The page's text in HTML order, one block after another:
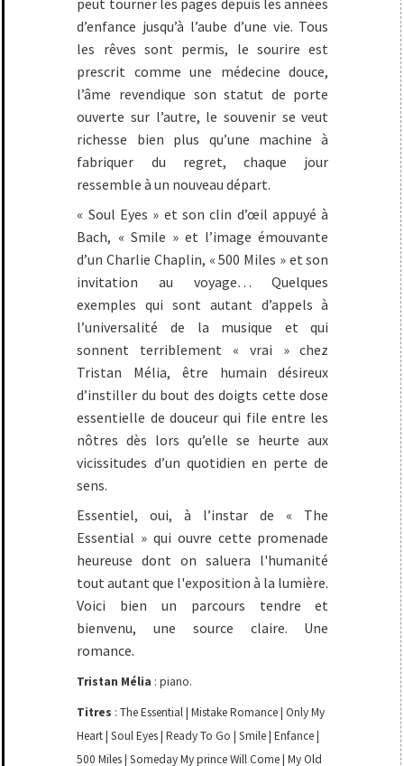
peut tourner les pages depuis les années
d’enfance jusqu’à l’aube d’une vie. Tous
les rêves sont permis, le sourire est
prescrit comme une médecine douce,
l’âme revendique son statut de porte
ouverte sur l’autre, le souvenir se veut
richesse bien plus qu’une machine à
fabriquer du regret, chaque jour
ressemble à un nouveau départ.
« Soul Eyes » et son clin d’œil appuyé à
Bach, « Smile » et l’image émouvante
d’un Charlie Chaplin, « 500 Miles » et son
invitation au voyage… Quelques
exemples qui sont autant d’appels à
l’universalité de la musique et qui
sonnent terriblement « vrai » chez
Tristan Mélia, être humain désireux
d’instiller du bout des doigts cette dose
essentielle de douceur qui file entre les
nôtres dès lors qu’elle se heurte aux
vicissitudes d’un quotidien en perte de
sens.
Essentiel, oui, à l’instar de « The
Essential » qui ouvre cette promenade
heureuse dont on saluera l'humanité
tout autant que l'exposition à la lumière.
Voici bien un parcours tendre et
bienvenu, une source claire. Une
romance.
Tristan Mélia : piano.
Titres : The Essential | Mistake Romance | Only My
Heart | Soul Eyes | Ready To Go | Smile | Enfance |
500 Miles | Someday My prince Will Come | My Old